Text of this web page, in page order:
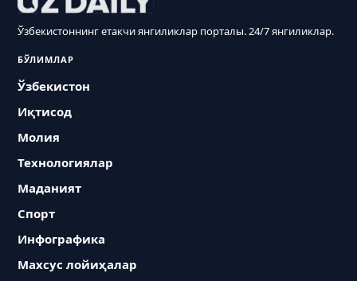
Ўзбекистоннинг етакчи янгиликлар порталы. 24/7 янгиликлар.
БЎЛИМЛАР
Ўзбекистон
Иқтисод
Молия
Технологиялар
Маданият
Спорт
Инфографика
Махсус лойиҳалар